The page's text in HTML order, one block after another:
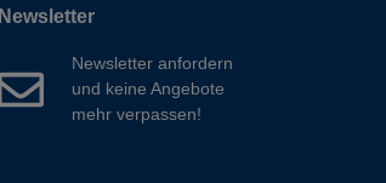
Newsletter
Newsletter anfordern
und keine Angebote
mehr verpassen!